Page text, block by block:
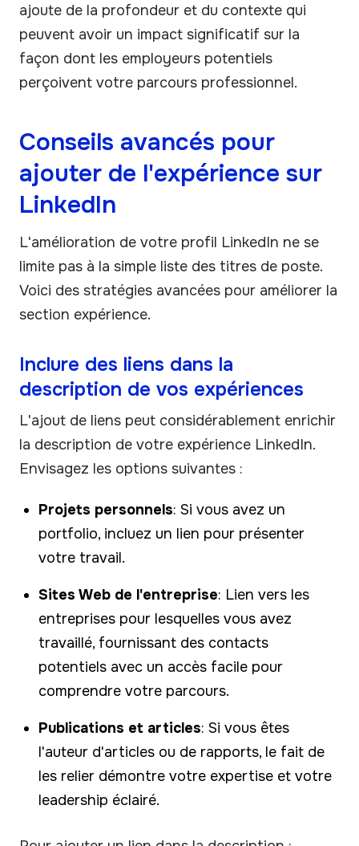
ajoute de la profondeur et du contexte qui
peuvent avoir un impact significatif sur la
façon dont les employeurs potentiels
perçoivent votre parcours professionnel.
Conseils avancés pour
ajouter de l'expérience sur
LinkedIn
L'amélioration de votre profil LinkedIn ne se
limite pas à la simple liste des titres de poste.
Voici des stratégies avancées pour améliorer la
section expérience.
Inclure des liens dans la
description de vos expériences
L'ajout de liens peut considérablement enrichir
la description de votre expérience LinkedIn.
Envisagez les options suivantes :
Projets personnels: Si vous avez un
portfolio, incluez un lien pour présenter
votre travail.
Sites Web de l'entreprise: Lien vers les
entreprises pour lesquelles vous avez
travaillé, fournissant des contacts
potentiels avec un accès facile pour
comprendre votre parcours.
Publications et articles: Si vous êtes
l'auteur d'articles ou de rapports, le fait de
les relier démontre votre expertise et votre
leadership éclairé.